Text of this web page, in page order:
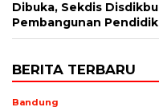
Dibuka, Sekdis
Pembangunan
BERITA TERBARU
Bandung